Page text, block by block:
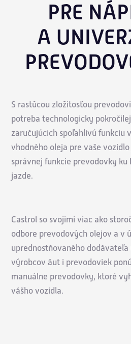
PRE
A
S rastúcou zložitosťou
potreba technologicky
zaručujúcich spoľahlivú funkciu
vhodného oleja pre vaše
správnej funkcie prevodovky ku
jazde.
Castrol so svojimi viac ako
odbore prevodových olejov a v
uprednostňovaného
výrobcov áut i prevodoviek
manuálne prevodovky, ktoré
vášho vozidla.